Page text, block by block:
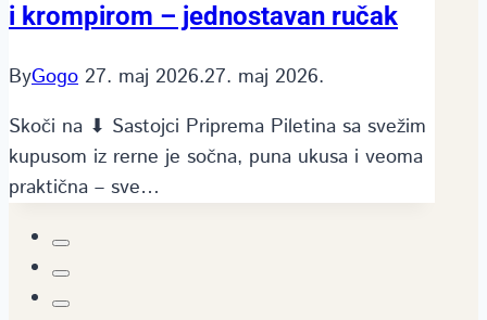
i krompirom – jednostavan ručak
ByGogo 27. maj 2026.27. maj 2026.
Skoči na ⬇ Sastojci Priprema Piletina sa svežim
kupusom iz rerne je sočna, puna ukusa i veoma
praktična – sve…